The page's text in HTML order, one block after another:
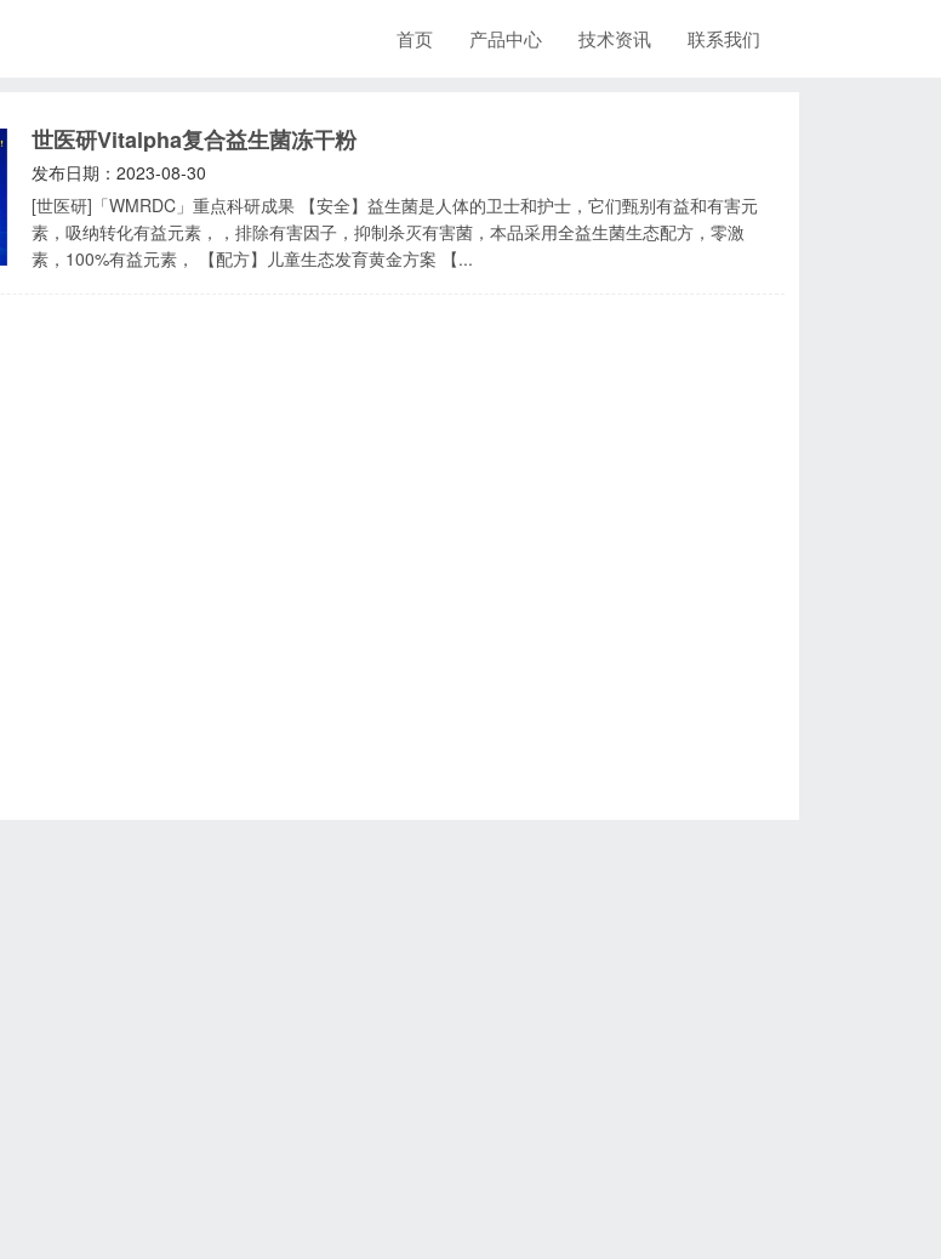
首页 产品中心 技术资讯 联系我们
世医研Vitalpha复合益生菌冻干粉
发布日期：2023-08-30
[世医研]「WMRDC」重点科研成果 【安全】益生菌是人体的卫士和护士，它们甄别有益和有害元
素，吸纳转化有益元素，，排除有害因子，抑制杀灭有害菌，本品采用全益生菌生态配方，零激
素，100%有益元素， 【配方】儿童生态发育黄金方案 【...